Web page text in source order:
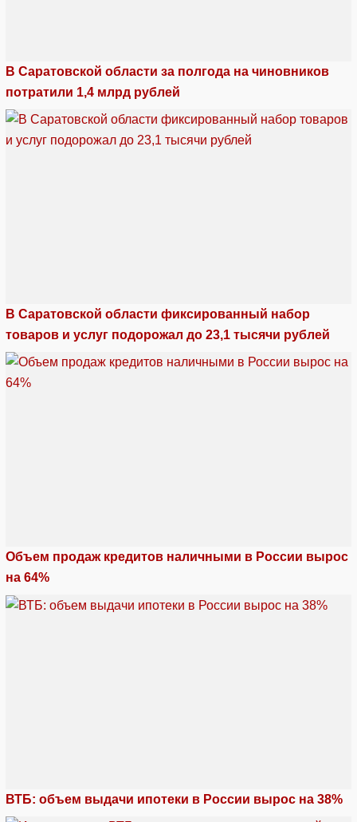
В Саратовской области за полгода на чиновников
потратили 1,4 млрд рублей
В Саратовской области фиксированный набор
товаров и услуг подорожал до 23,1 тысячи рублей
Объем продаж кредитов наличными в России вырос
на 64%
ВТБ: объем выдачи ипотеки в России вырос на 38%